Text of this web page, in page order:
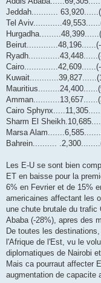
Jeddah...........
Tel
Cairo
Sharm El
Marsa
Bahrein..........
Les E-U se sont bien
ET en baisse pour la
6% en Fevrier et de 15%
americaines affectant les
une chute brutale du trafic
Ababa (-28%), apres des
De toutes les
l'Afrique de l'Est, vu le
diplomatiques de Nairobi
Mais ca pourraut affecter
augmentation de capacite